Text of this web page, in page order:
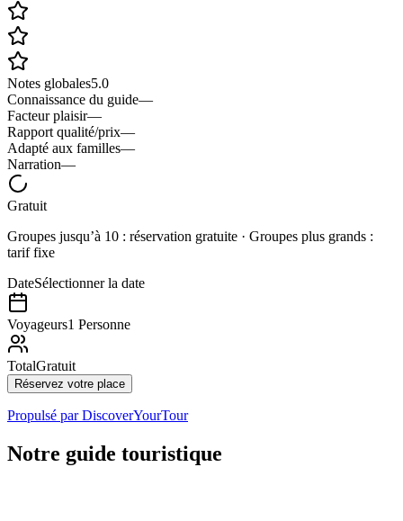
Notes globales5.0
Connaissance du guide—
Facteur plaisir—
Rapport qualité/prix—
Adapté aux familles—
Narration—
Gratuit
Groupes jusqu’à 10 : réservation gratuite · Groupes plus grands :
tarif fixe
DateSélectionner la date
Voyageurs1 Personne
TotalGratuit
Réservez votre place
Propulsé parDiscoverYourTour
Notre guide touristique